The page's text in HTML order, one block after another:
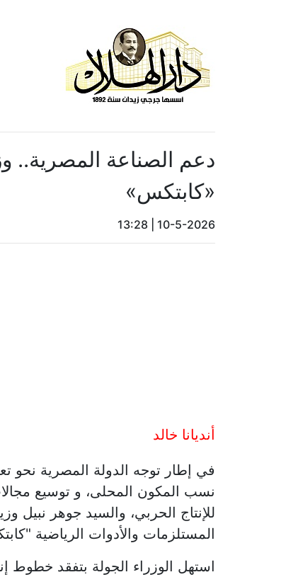
دعم الصناعة المصرية..
«كابتكس»
10-5-2026
13:28
أنديانا خالد
في إطار توجه الدولة المصرية نحو
نسب المكون المحلى، و توسيع
للإنتاج الحربي، والسيد جوهر نبيل
المستلزمات والأدوات الرياضية
استهل الوزراء الجولة بتفقد خطوط